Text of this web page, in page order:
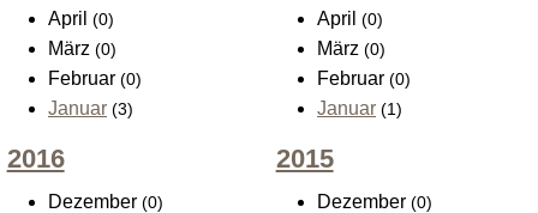
April (0)
März (0)
Februar (0)
Januar (3)
April(0)
März(0)
Februar(0)
Januar (1)
2016
Dezember (0)
2015
Dezember(0)